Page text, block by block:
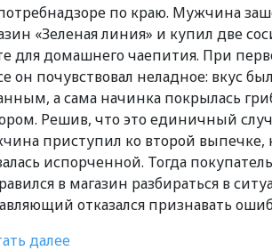
по краю. Мужчина
«Зеленая линия» и купил две
для домашнего чаепития. При
он почувствовал неладное: вкус был
а сама начинка покрылась
Решив, что это единичный
приступил ко второй выпечке,
испорченной. Тогда покупатель
в магазин разбираться в
отказался признавать
далее